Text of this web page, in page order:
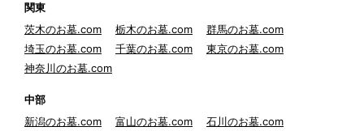
関東
茨木のお墓.com
栃木のお墓.com
群馬のお墓.com
埼玉のお墓.com
千葉のお墓.com
東京のお墓.com
神奈川のお墓.com
中部
新潟のお墓.com
富山のお墓.com
石川のお墓.com